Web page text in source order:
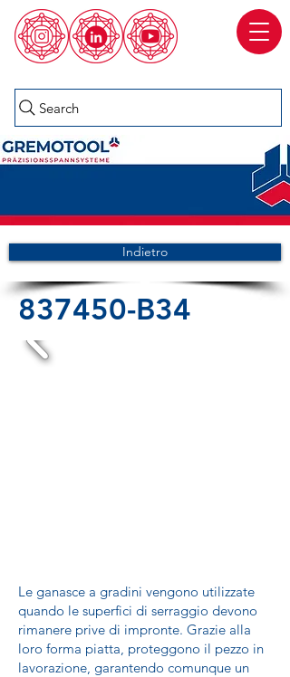
Search
Indietro
837450-B34
Le ganasce a gradini vengono utilizzate
quando le superfici di serraggio devono
rimanere prive di impronte. Grazie alla
loro forma piatta, proteggono il pezzo in
lavorazione, garantendo comunque un